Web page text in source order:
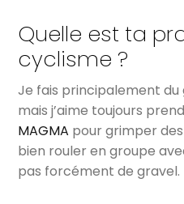
Quelle est ta
cyclisme ?
Je fais principalement
mais j’aime toujours
MAGMA pour grimper
bien rouler en groupe
pas forcément de gravel.